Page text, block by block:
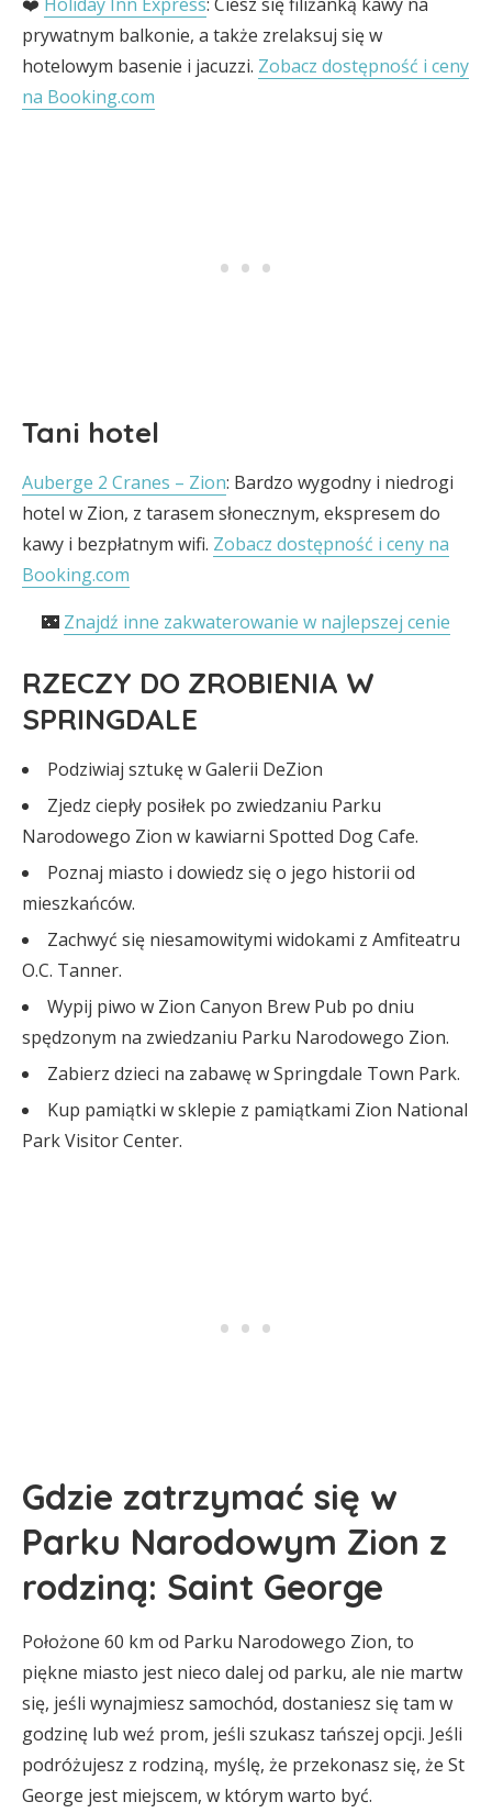
prywatnym balkonie, a także zrelaksuj się w
hotelowym basenie i jacuzzi. Zobacz dostępność i ceny
na Booking.com
Tani hotel
Auberge 2 Cranes – Zion: Bardzo wygodny i niedrogi
hotel w Zion, z tarasem słonecznym, ekspresem do
kawy i bezpłatnym wifi. Zobacz dostępność i ceny na
Booking.com
🌃 Znajdź inne zakwaterowanie w najlepszej cenie
RZECZY DO ZROBIENIA W
SPRINGDALE
Podziwiaj sztukę w Galerii DeZion
Zjedz ciepły posiłek po zwiedzaniu Parku
Narodowego Zion w kawiarni Spotted Dog Cafe.
Poznaj miasto i dowiedz się o jego historii od
mieszkańców.
Zachwyć się niesamowitymi widokami z Amfiteatru
O.C. Tanner.
Wypij piwo w Zion Canyon Brew Pub po dniu
spędzonym na zwiedzaniu Parku Narodowego Zion.
Zabierz dzieci na zabawę w Springdale Town Park.
Kup pamiątki w sklepie z pamiątkami Zion National
Park Visitor Center.
Gdzie zatrzymać się w
Parku Narodowym Zion z
rodziną: Saint George
Położone 60 km od Parku Narodowego Zion, to
piękne miasto jest nieco dalej od parku, ale nie martw
się, jeśli wynajmiesz samochód, dostaniesz się tam w
godzinę lub weź prom, jeśli szukasz tańszej opcji. Jeśli
podróżujesz z rodziną, myślę, że przekonasz się, że St
George jest miejscem, w którym warto być.